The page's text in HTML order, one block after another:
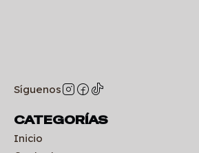
Síguenos
CATEGORÍAS
Inicio